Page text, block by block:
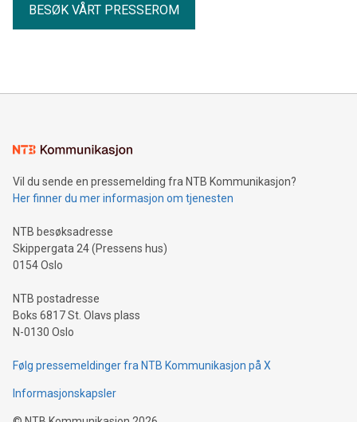
BESØK VÅRT PRESSEROM
Vil du sende en pressemelding fra NTB Kommunikasjon?
Her finner du mer informasjon om tjenesten
NTB besøksadresse
Skippergata 24 (Pressens hus)
0154 Oslo
NTB postadresse
Boks 6817 St. Olavs plass
N-0130 Oslo
Følg pressemeldinger fra NTB Kommunikasjon på X
Informasjonskapsler